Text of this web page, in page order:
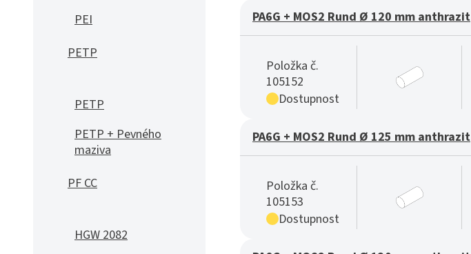
PEI
PETP
PETP
PETP + Pevného
maziva
PF CC
HGW 2082
PA6G + MOS2 Rund Ø 120 mm anthrazit
Položka č.
105152
Dostupnost
PA6G + MOS2 Rund Ø 125 mm anthrazit
Položka č.
105153
Dostupnost